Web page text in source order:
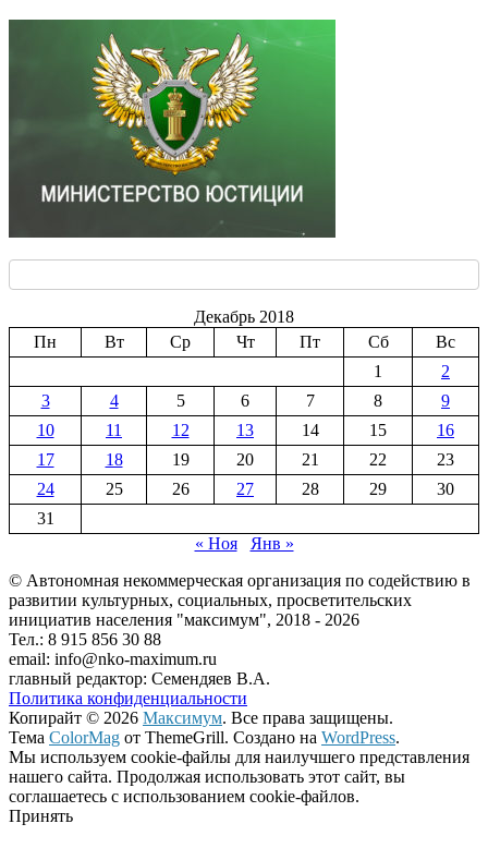
Декабрь 2018
Пн
Вт Ср Чт Пт Сб
Вс
1
2
3
4 5 6 7 8
9
10
11 12 13 14 15
16
17
18 19 20 21 22
23
24
25 26 27 28 29
30
31
« Ноя
Янв »
© Автономная некоммерческая организация по содействию в
развитии культурных, социальных, просветительских
инициатив населения "максимум", 2018 - 2026
Тел.: 8 915 856 30 88
email: info@nko-maximum.ru
главный редактор: Семендяев В.А.
Политика конфиденциальности
Копирайт © 2026 Максимум. Все права защищены.
Тема ColorMag от ThemeGrill. Создано на WordPress.
Мы используем cookie-файлы для наилучшего представления
нашего сайта. Продолжая использовать этот сайт, вы
соглашаетесь с использованием cookie-файлов.
Принять